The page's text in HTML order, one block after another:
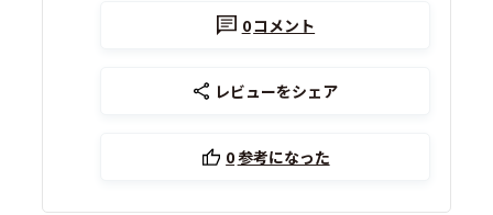
0コメント
レビューをシェア
0参考になった